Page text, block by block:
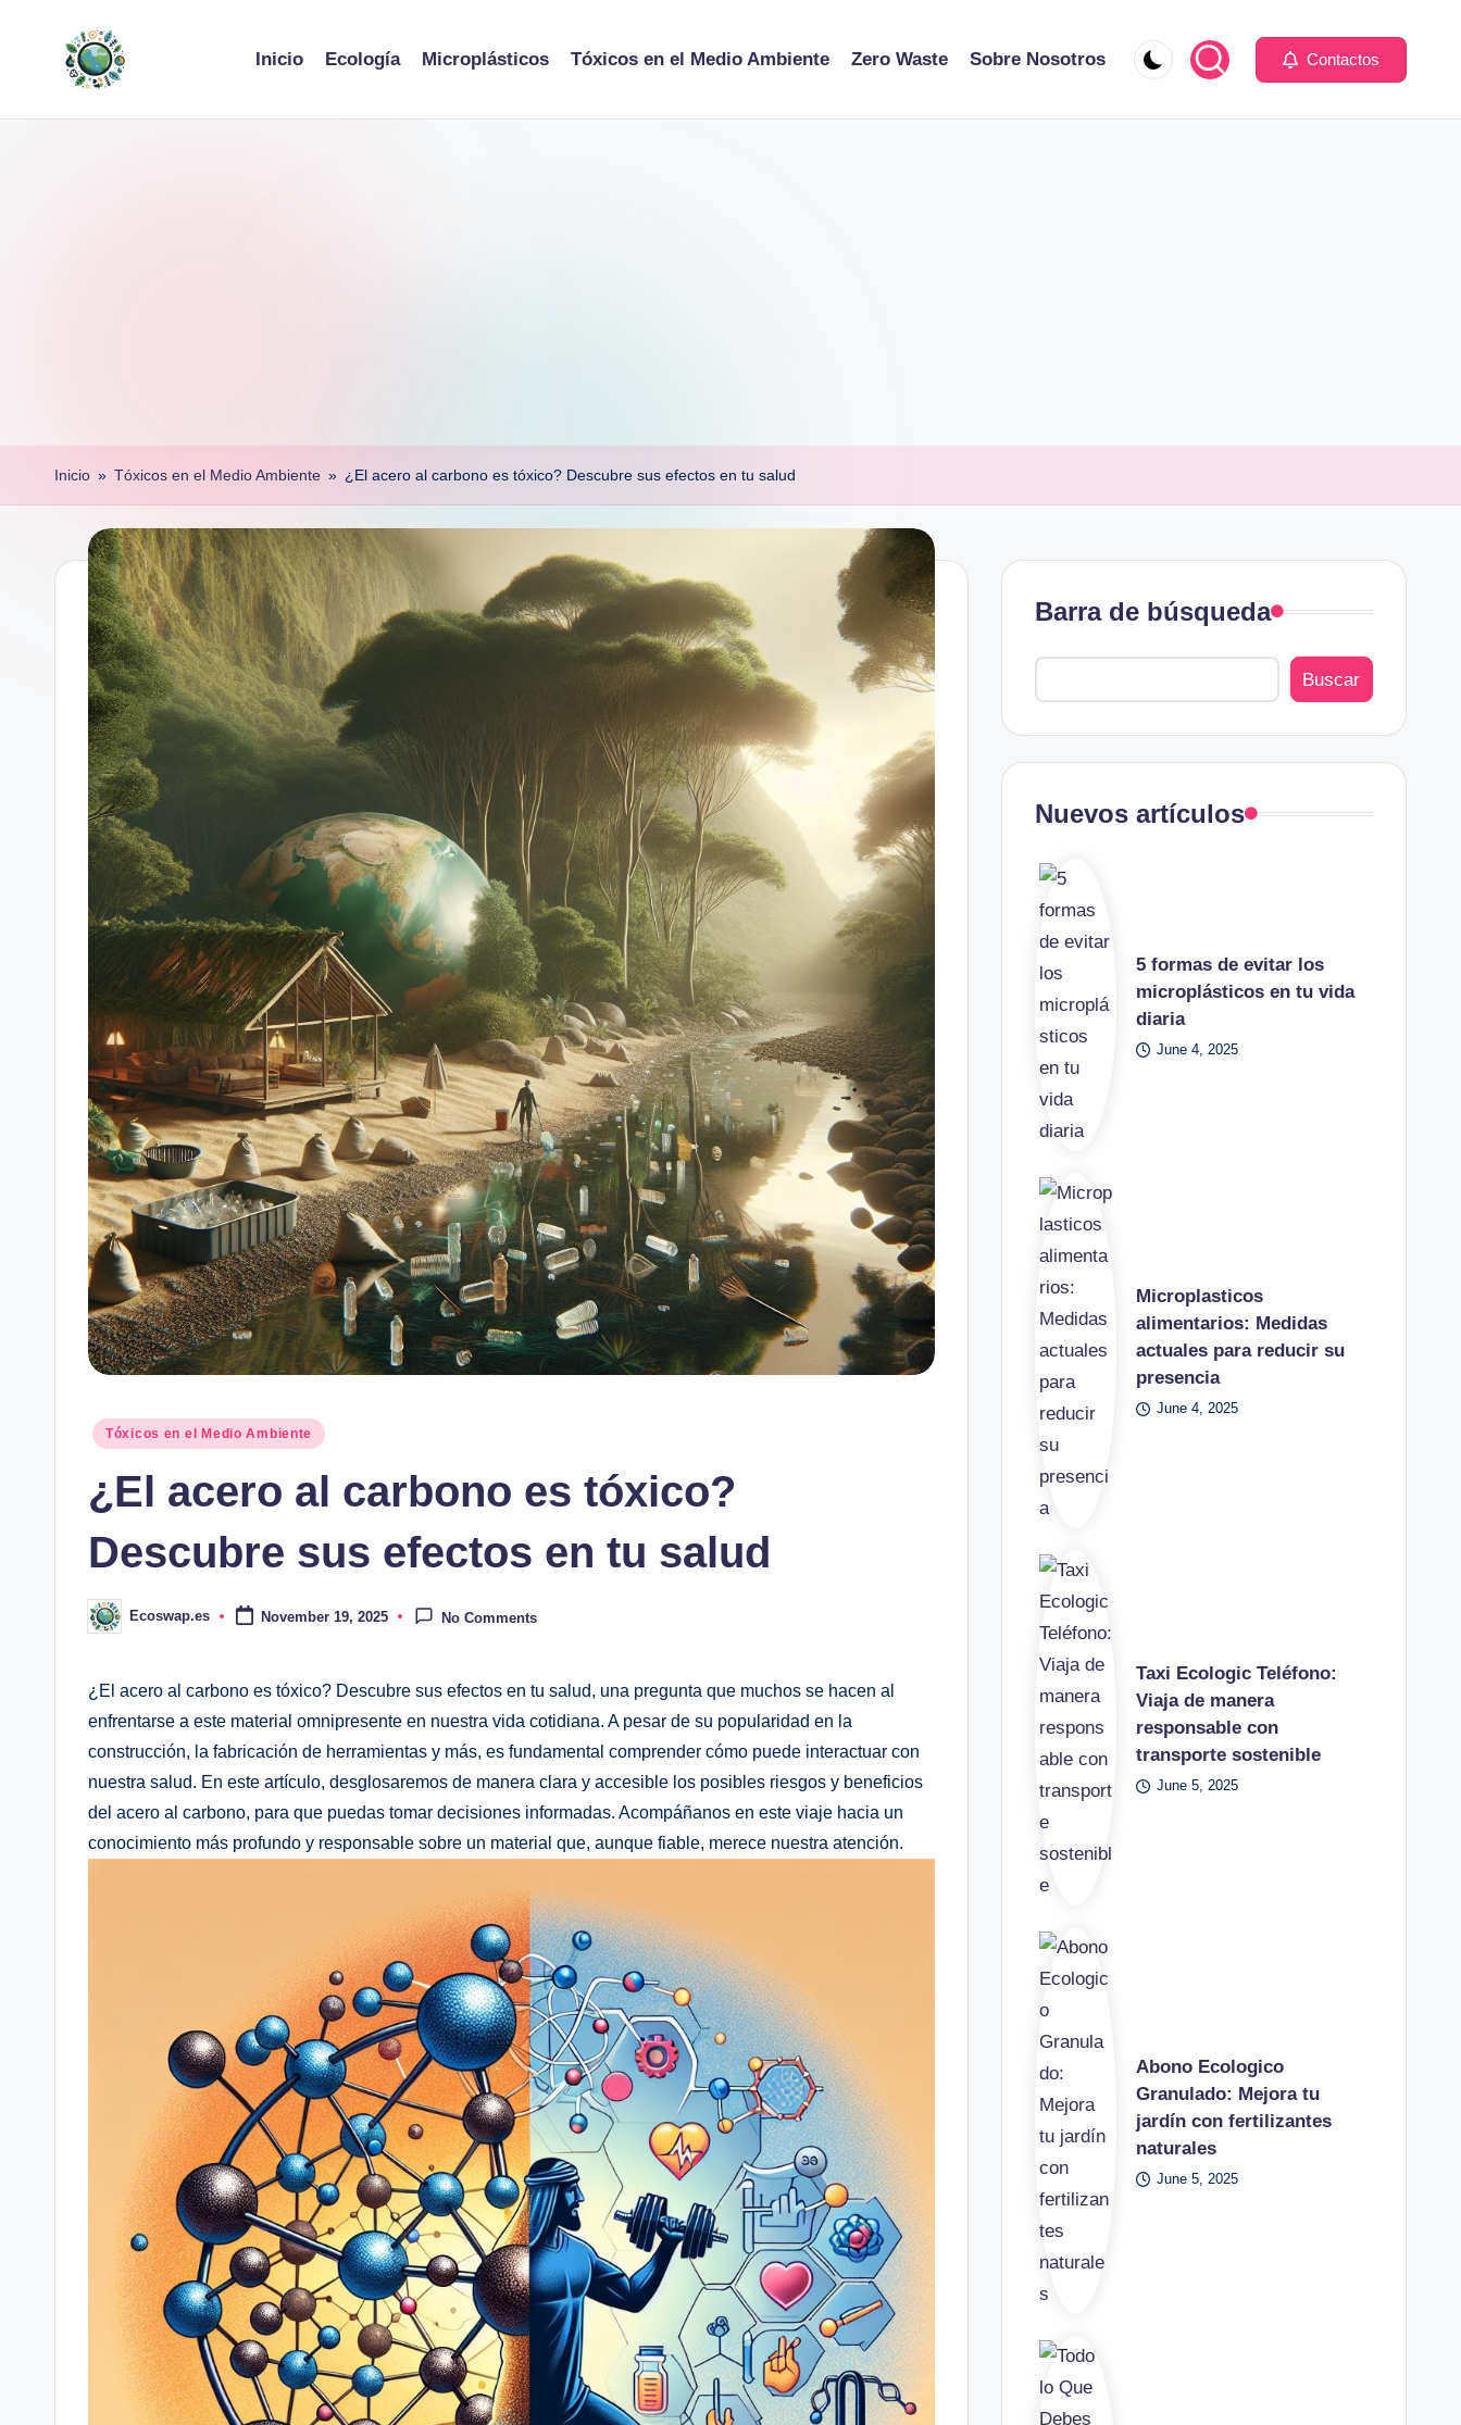
content
Inicio Ecología Microplásticos Tóxicos en el Medio Ambiente Zero Waste Sobre Nosotros Contactos
Inicio » Tóxicos en el Medio Ambiente » ¿El acero al carbono es tóxico? Descubre sus efectos en tu salud
Posted
Tóxicos en el Medio Ambiente
¿El acero al carbono es tóxico?
Descubre sus efectos en tu salud
Posted
by
Ecoswap.es November 19, 2025 No Comments
¿El acero al carbono es tóxico? Descubre sus efectos en tu salud, una pregunta que muchos se hacen al
enfrentarse a este material omnipresente en nuestra vida cotidiana. A pesar de su popularidad en la
construcción, la fabricación de herramientas y más, es fundamental comprender cómo puede interactuar con
nuestra salud. En este artículo, desglosaremos de manera clara y accesible los posibles riesgos y beneficios
del acero al carbono, para que puedas tomar decisiones informadas. Acompáñanos en este viaje hacia un
conocimiento más profundo y responsable sobre un material que, aunque fiable, merece nuestra atención.
Barra de búsqueda
Buscar
Nuevos artículos
5 formas de evitar los
microplásticos en tu vida
diaria
June 4, 2025
Microplasticos
alimentarios: Medidas
actuales para reducir su
presencia
June 4, 2025
Taxi Ecologic Teléfono:
Viaja de manera
responsable con
transporte sostenible
June 5, 2025
Abono Ecologico
Granulado: Mejora tu
jardín con fertilizantes
naturales
June 5, 2025